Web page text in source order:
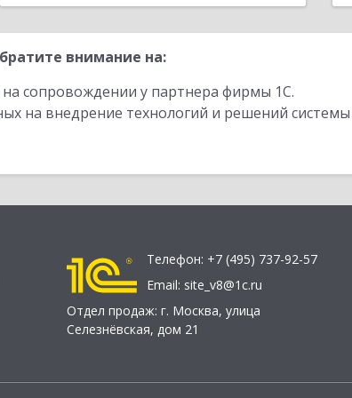
внимание на:
сопровождении у партнера фирмы 1С.
на внедрение технологий и решений
Телефон: +7 (495) 737-92-57
Email: site_v8@1c.ru
Отдел продаж: г. Москва, улица
Селезнёвская, дом 21